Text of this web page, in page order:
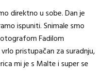
direktno u sobe. Dan je
ispuniti. Snimale smo
Fadilom
pristupačan za suradnju,
mi je s Malte i super se